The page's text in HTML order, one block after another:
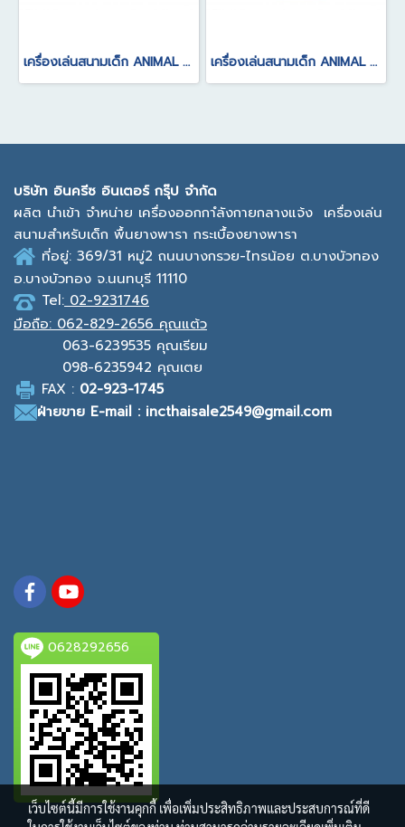
เครื่องเล่นสนามเด็ก ANIMAL SERIES เครื่องเล่นสนามเด็ก ANIMAL SERIES
บริษัท อินครีซ อินเตอร์ กรุ๊ป จำกัด
ผลิต นำเข้า จำหน่าย เครื่องออกกาํลังกายกลางแจ้ง เครื่องเล่น
สนามสำหรับเด็ก พื้นยางพารา กระเบื้องยางพารา
ที่อยู่: 369/31 หมู่2 ถนนบางกรวย-ไทรน้อย ต.บางบัวทอง
อ.บางบัวทอง จ.นนทบุรี 11110
Tel: 02-9231746
มือถือ: 062-829-2656 คุณแต้ว
063-6239535 คุณเรียม
098-6235942 คุณเตย
FAX : 02-923-1745
ฝ่ายขาย E-mail : incthaisale2549@gmail.com
0628292656
เว็บไซต์นี้มีการใช้งานคุกกี้ เพื่อเพิ่มประสิทธิภาพและประสบการณ์ที่ดี